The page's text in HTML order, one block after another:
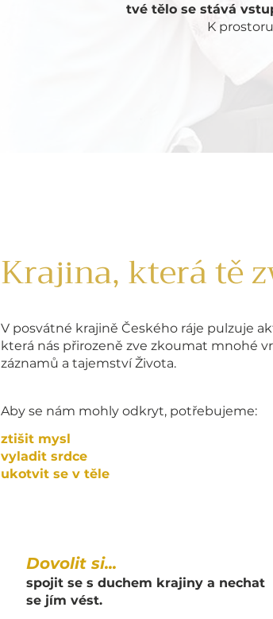
tvé tělo se stává
K
Krajina, která tě
V posvátné krajině Českého ráje pulzuje
která nás přirozeně zve zkoumat mnohé
záznamů a tajemství Života.
Aby se nám mohly odkryt, potřebujeme:
ztišit mysl
vyladit srdce
ukotvit se v těle
Dovolit si...
spojit se s duchem krajiny a nechat
se jím vést.